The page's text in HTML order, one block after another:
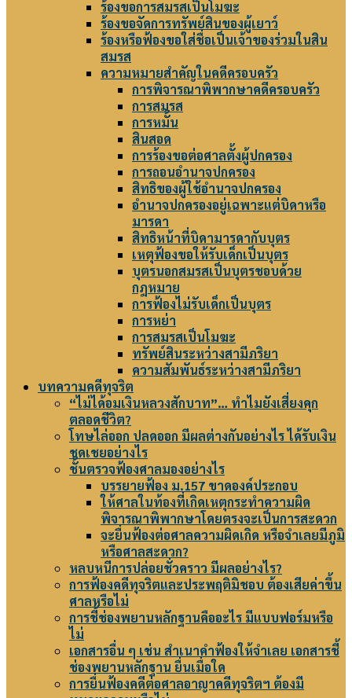
ร้องขอการสมรสเป็นโมฆะ
ร้องขอจัดการทรัพย์สินของผู้เยาว์
ร้องหรือฟ้องขอใส่ชื่อเป็นเจ้าของร่วมในสิน
สมรส
ความหมายสำคัญในคดีครอบครัว
การพิจารณาพิพากษาคดีครอบครัว
การสมรส
การหมั้น
สินสอด
การร้องขอต่อศาลตั้งผู้ปกครอง
การถอนอำนาจปกครอง
สิทธิของผู้ใช้อำนาจปกครอง
อำนาจปกครองอยู่เฉพาะแต่บิดาหรือ
มารดา
สิทธิหน้าที่บิดามารดากับบุตร
เหตุฟ้องขอให้รับเด็กเป็นบุตร
บุตรนอกสมรสเป็นบุตรชอบด้วย
กฎหมาย
การฟ้องไม่รับเด็กเป็นบุตร
การหย่า
การสมรสเป็นโมฆะ
ทรัพย์สินระหว่างสามีภริยา
ความสัมพันธ์ระหว่างสามีภริยา
บทความคดีทุจริต
“ไม่ได้อมเงินหลวงสักบาท”… ทำไมยังเสี่ยงคุก
ตลอดชีวิต?
โทษไล่ออก ปลดออก มีผลต่างกันอย่างไร ได้รับเงิน
ชดเชยอย่างไร
ชั้นตรวจฟ้องศาลมองอย่างไร
บรรยายฟ้อง ม.157 ขาดองค์ประกอบ
ให้ศาลในท้องที่เกิดเหตุกระทำความผิด
พิจารณาพิพากษาโดยตรงจะเป็นการสะดวก
จะยื่นฟ้องต่อศาลความผิดเกิด หรือจำเลยมีภูมิ
หรือศาลสะดวก?
หลบหนีการปล่อยชั่วคราว มีผลอย่างไร?
การฟ้องคดีทุจริตและประพฤติมิชอบ ต้องเสียค่าขึ้น
ศาลหรือไม่
การชี้ช่องพยานหลักฐานคืออะไร มีแบบฟอร์มหรือ
ไม่
เอกสารอื่น ๆ เช่น สำเนาคำฟ้องให้จำเลย เอกสารชี้
ช่องพยานหลักฐาน ยื่นเมื่อใด
การยื่นฟ้องคดีต่อศาลอาญาคดีทุจริตฯ ต้องมี